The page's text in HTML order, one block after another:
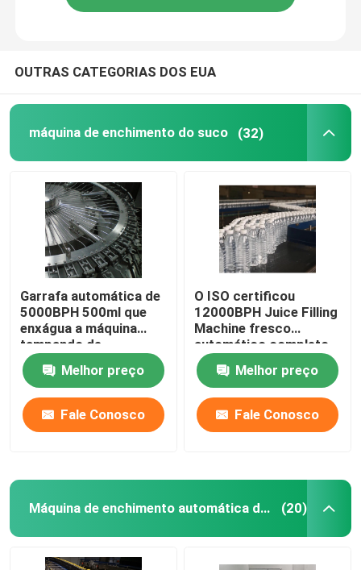
Máquina de enchimento da maionese
máquina de enchimento química
Máquina de enchimento do óleo de motor
máquina de enchimento do xarope
Máquina de enchimento líquida do adubo
Máquina de enchimento do detergente líquido
Máquina de Unscrambler da garrafa
OUTRAS CATEGORIAS DOS EUA
máquina de enchimento do suco (32)
Garrafa automática de
5000BPH 500ml que
enxágua a máquina
tampando de
enchimento
Melhor preço
Fale Conosco
O ISO certificou
12000BPH Juice Filling
Machine fresco
automático completo
Melhor preço
Fale Conosco
Máquina de enchimento automática do óleo (20)